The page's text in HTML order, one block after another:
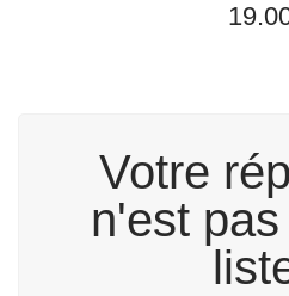
Votre
n'est